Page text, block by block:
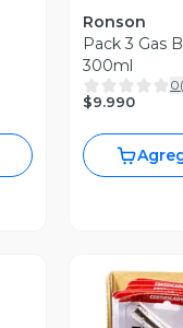
Ronson
Pack 3 Gas
300ml
0(
$9.990